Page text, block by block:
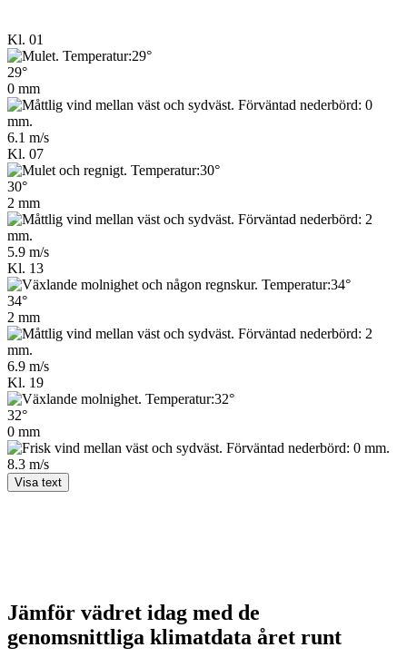
Kl. 01
29°
0 mm
6.1 m/s
Kl. 07
30°
2 mm
5.9 m/s
Kl. 13
34°
2 mm
6.9 m/s
Kl. 19
32°
0 mm
8.3 m/s
Visa text
Jämför vädret idag med de
genomsnittliga klimatdata året runt